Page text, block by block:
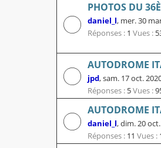
PHOTOS DU
daniel_l, mer. 30
Réponses : 1 Vues :
AUTODROME
jpd,sam. 17 oct.
Réponses : 5Vues :
AUTODROME
daniel_l,dim. 20
Réponses : 11 Vues :